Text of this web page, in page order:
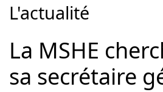
L'actualité
La MSHE
sa secrétaire